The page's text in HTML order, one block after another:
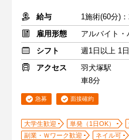
給与
1施術(60分)
雇用形態
アルバイト・
シフト
週1日以上 1
アクセス
羽犬塚駅
車8分
急募 面接確約
大学生歓迎 単発（1日OK）
副業・Ｗワーク歓迎
ネイル可